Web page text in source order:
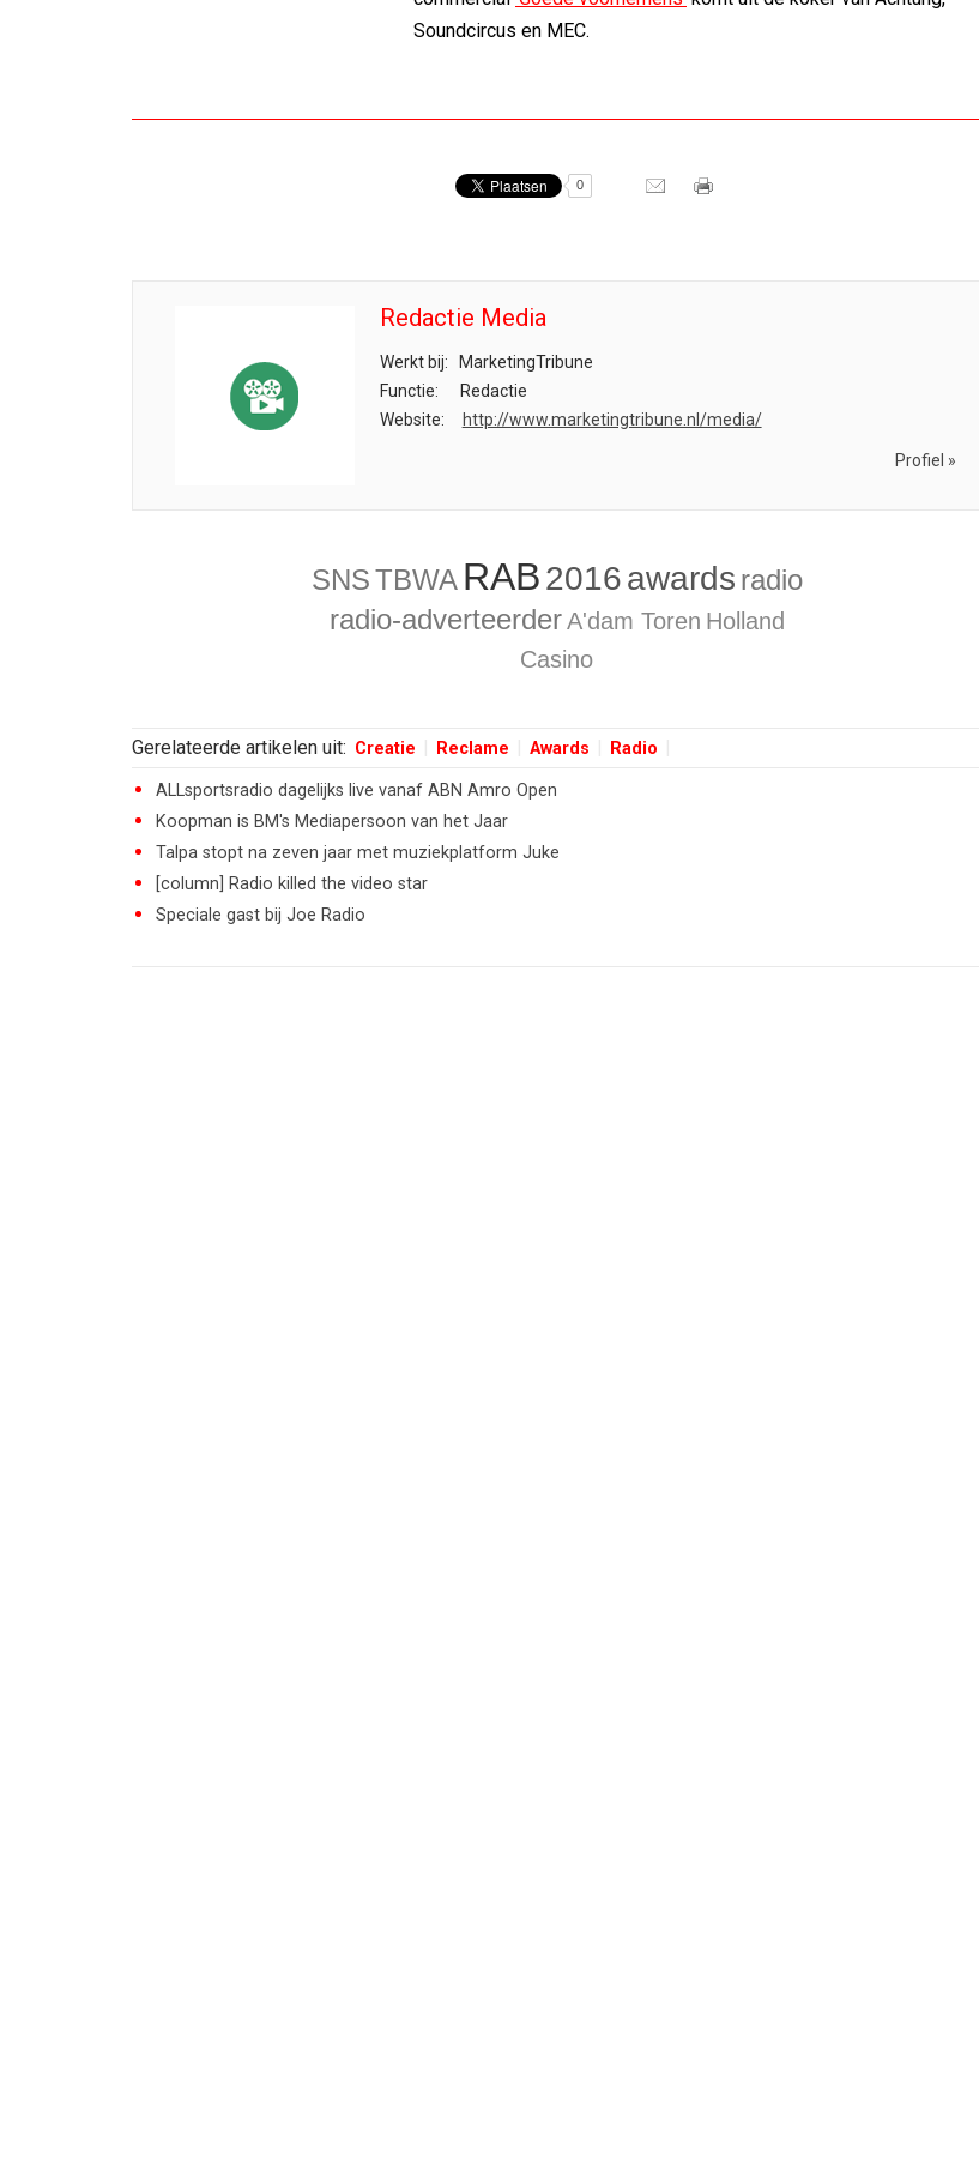
Soundcircus en MEC.
0
Redactie Media
Werkt bij:
MarketingTribune
Functie:
Redactie
Website:
http://www.marketingtribune.nl/media/
Profiel »
SNSTBWA RAB2016awards radio
radio-adverteerderA'dam Toren Holland
Casino
Gerelateerde artikelen uit: Creatie Reclame Awards Radio
ALLsportsradio dagelijks live vanaf ABN Amro Open
Koopman is BM's Mediapersoon van het Jaar
Talpa stopt na zeven jaar met muziekplatform Juke
[column] Radio killed the video star
Speciale gast bij Joe Radio